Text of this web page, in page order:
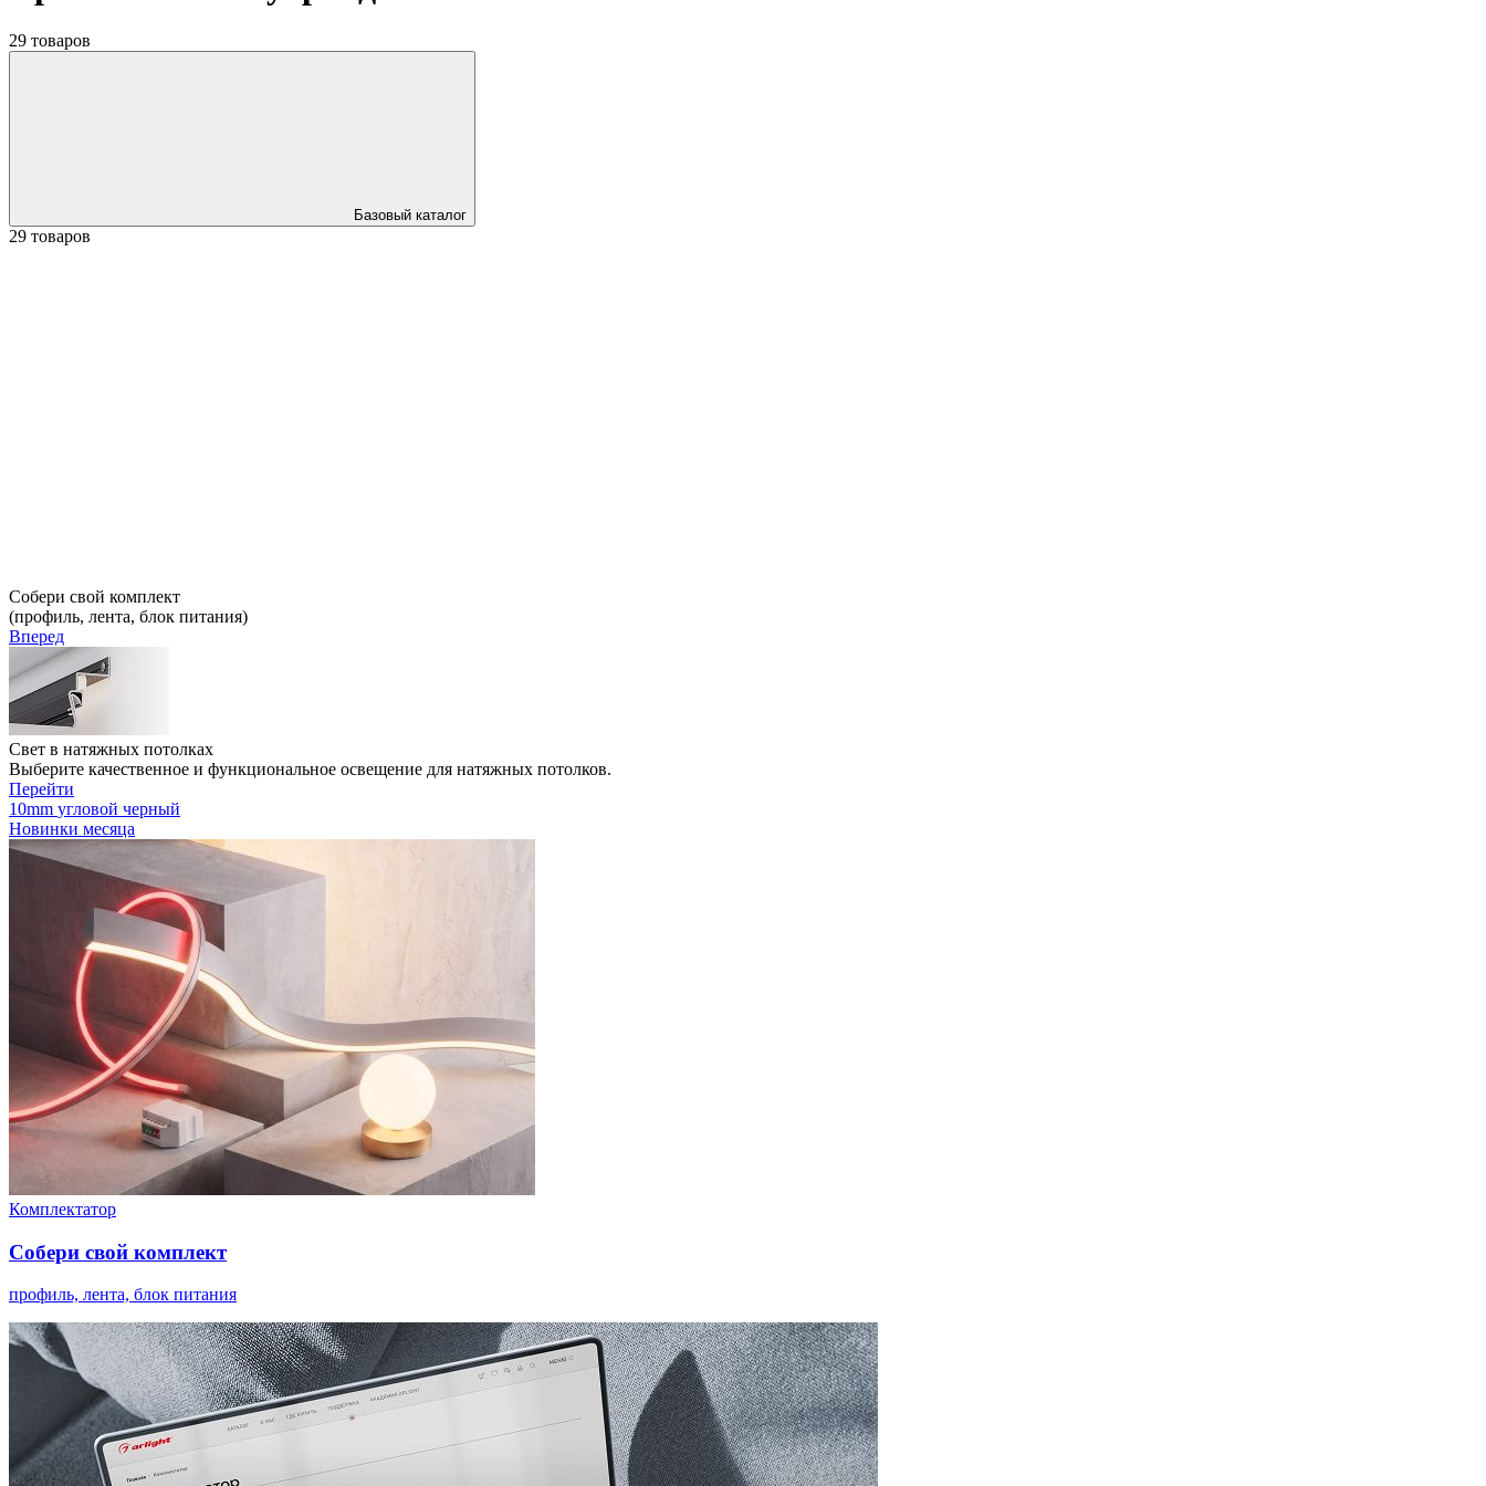
29 товаров
Базовый каталог
29 товаров
Собери свой комплект
(профиль, лента, блок питания)
Вперед
Свет в натяжных потолках
Выберите качественное и функциональное освещение для натяжных потолков.
Перейти
10mm угловой черный
Новинки месяца
Комплектатор
Собери свой комплект
профиль, лента, блок питания